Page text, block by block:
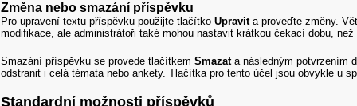
Změna nebo smazání příspěvku
Pro upravení textu příspěvku použijte tlačítkoUpravita proveďte změny.
modifikace, ale administrátoři také mohou nastavit krátkou čekací dobu,
Smazání příspěvku se provede tlačítkemSmazata následným potvrzením
odstranit i celá témata nebo ankety. Tlačítka pro tento účel jsou obvykle u
Standardní možnosti příspěvků